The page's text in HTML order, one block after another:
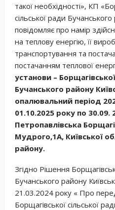
такої необхідності», КП
сільської ради Бучанського
повідомляє про намір
на теплову енергію, її
транспортування та
постачанням теплової
установи –
Бучанського району
опалювальний період
01.10.2025 року по 30.09.
Петропавлівська
Мудрого,1А, Київської
району.
Згідно Рішення
Бучанського району
21.03.2024 року « Про
Борщагівської сільської